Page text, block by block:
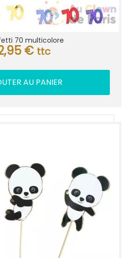
70 multicolore
€ ttc
AU PANIER